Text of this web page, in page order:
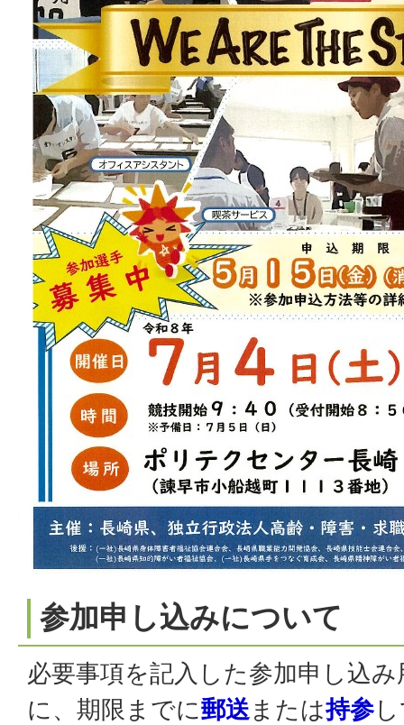
参加申し込みについて
必要事項を記入した参加申し込
に、期限までに郵送または持参